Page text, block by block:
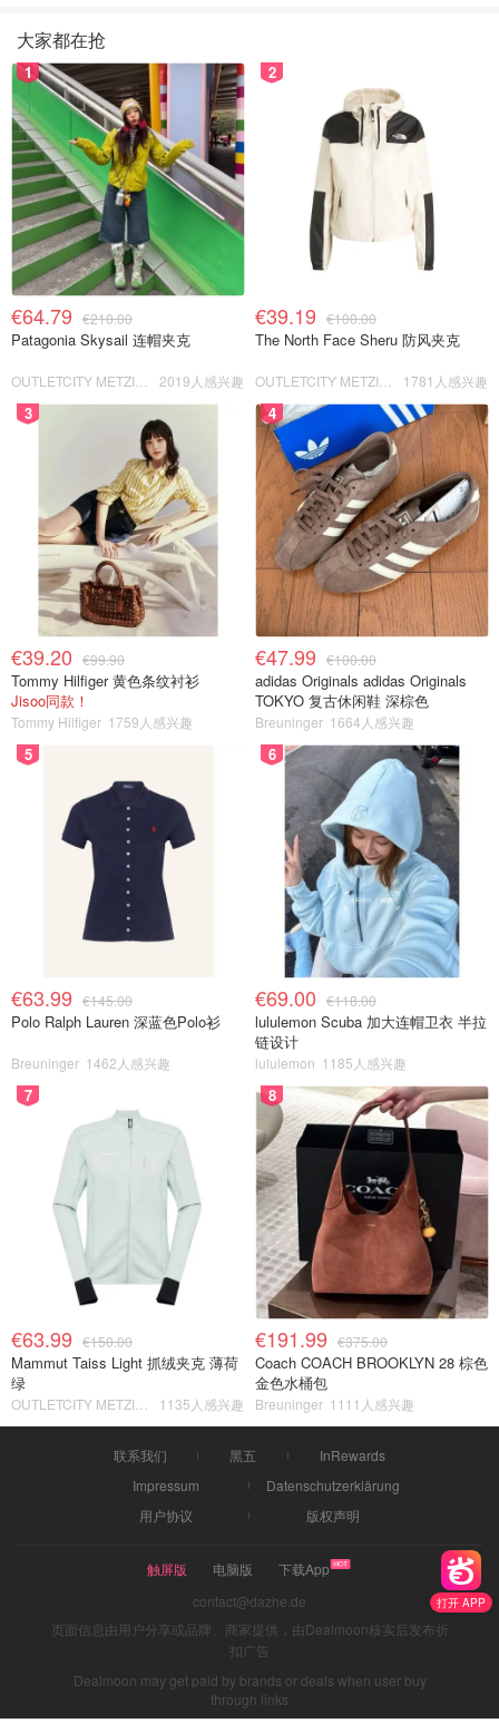
打开 APP
大家都在抢
1
€64.79 €210.00
Patagonia Skysail 连帽夹克
2019人感兴趣
2
€39.19 €100.00
The North Face Sheru 防风夹克
1781人感兴趣
3
€39.20 €99.90
Tommy Hilfiger 黄色条纹衬衫
Jisoo同款！
Tommy Hilfiger 1759人感兴趣
4
€47.99 €100.00
adidas Originals adidas Originals
TOKYO 复古休闲鞋 深棕色
Breuninger 1664人感兴趣
5
€63.99 €145.00
Polo Ralph Lauren 深蓝色Polo衫
Breuninger 1462人感兴趣
6
€69.00 €118.00
lululemon Scuba 加大连帽卫衣 半拉
链设计
lululemon 1185人感兴趣
7
€63.99 €150.00
Mammut Taiss Light 抓绒夹克 薄荷
绿
1135人感兴趣
8
€191.99 €375.00
Coach COACH BROOKLYN 28 棕色
金色水桶包
Breuninger 1111人感兴趣
联系我们 黑五
InRewards
Impressum
Datenschutzerklärung
用户协议
版权声明
触屏版 电脑版
下载App
contact@dazhe.de
页面信息由用户分享或品牌、商家提供，由Dealmoon核实后发布折
扣广告
Dealmoon may get paid by brands or deals when user buy
through links